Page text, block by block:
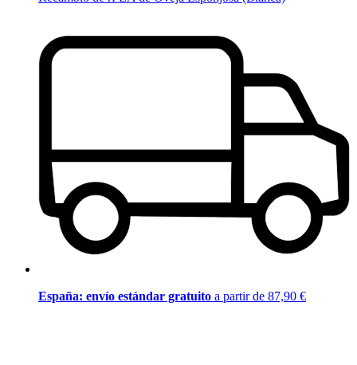
España: envío estándar gratuito a partir de 87,90 €